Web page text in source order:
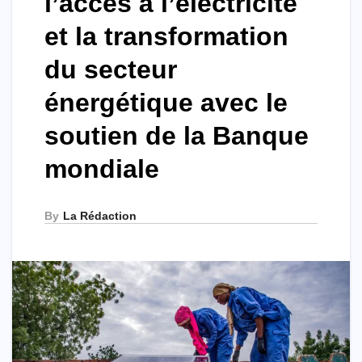
et la transformation
du secteur
énergétique avec le
soutien de la Banque
mondiale
By La Rédaction